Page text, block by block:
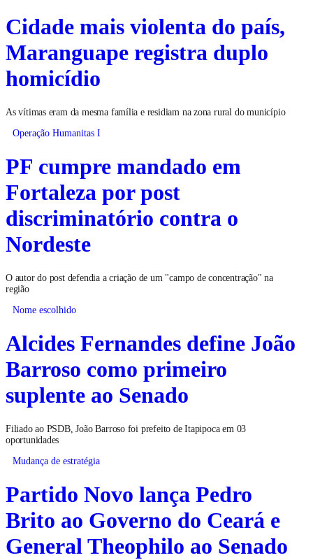
Cidade mais violenta do país,
Maranguape registra duplo
homicídio
As vítimas eram da mesma família e residiam na zona rural do município
Operação Humanitas I
PF cumpre mandado em
Fortaleza por post
discriminatório contra o
Nordeste
O autor do post defendia a criação de um "campo de concentração" na
região
Nome escolhido
Alcides Fernandes define João
Barroso como primeiro
suplente ao Senado
Filiado ao PSDB, João Barroso foi prefeito de Itapipoca em 03
oportunidades
Mudança de estratégia
Partido Novo lança Pedro
Brito ao Governo do Ceará e
General Theophilo ao Senado